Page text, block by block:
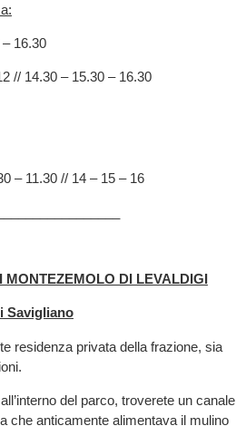
16.30
// 14.30 – 15.30 – 16.30
– 11.30 // 14 – 15 – 16
MONTEZEMOLO DI LEVALDIGI
Savigliano
residenza privata della frazione, sia
del parco, troverete un canale
che anticamente alimentava il mulino